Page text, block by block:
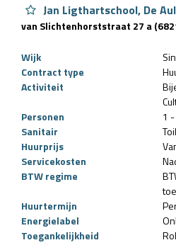
Jan Ligthartschool, De
van Slichtenhorststraat 27 a
Wijk
Contract type
Activiteit
Personen
1
Sanitair
Huurprijs
Servicekosten
BTW regime
Huurtermijn
Energielabel
Toegankelijkheid